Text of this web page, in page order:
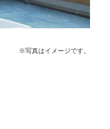
※写真はイメージです。